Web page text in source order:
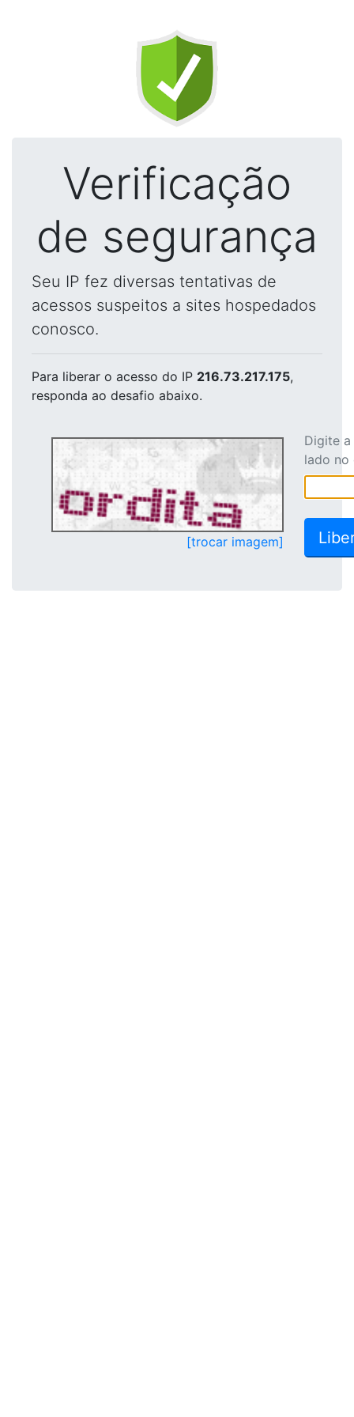
Verificação
de segurança
Seu IP fez diversas tentativas de
acessos suspeitos a sites hospedados
conosco.
Para liberar o acesso do IP 216.73.217.175,
responda ao desafio abaixo.
[trocar imagem]
Digite
lado no